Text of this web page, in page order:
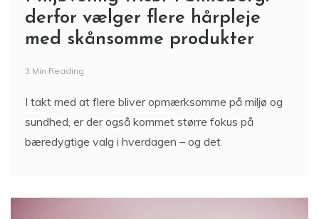
derfor vælger flere hårpleje
med skånsomme produkter
3 Min Reading
I takt med at flere bliver opmærksomme på miljø og
sundhed, er der også kommet større fokus på
bæredygtige valg i hverdagen – og det